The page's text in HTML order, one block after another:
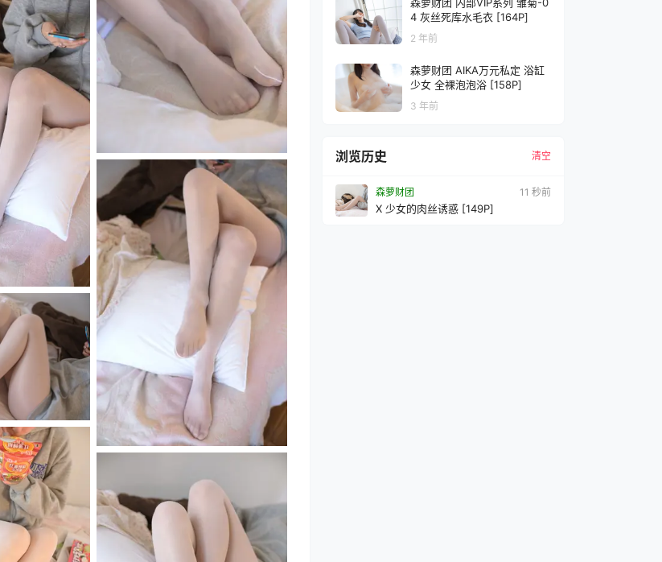
4 灰丝死库水毛衣 [164P]
2 年前
森萝财团 AIKA万元私定 浴缸
少女 全裸泡泡浴 [158P]
3 年前
浏览历史 清空
森萝财团 14 秒前
X 少女的肉丝诱惑 [149P]